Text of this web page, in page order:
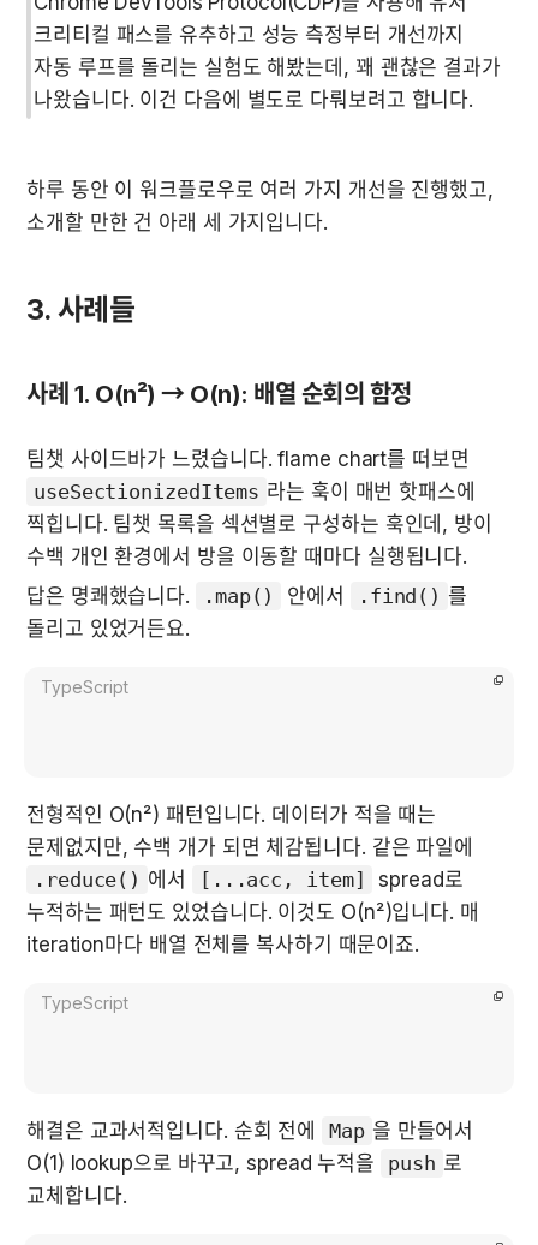
크리티컬 패스를 유추하고 성능 측정부터 개선까지
자동 루프를 돌리는 실험도 해봤는데, 꽤 괜찮은 결과가
나왔습니다. 이건 다음에 별도로 다뤄보려고 합니다.
하루 동안 이 워크플로우로 여러 가지 개선을 진행했고,
소개할 만한 건 아래 세 가지입니다.
3. 사례들
사례 1. O(n²) → O(n): 배열 순회의 함정
useSectionizedItems 라는 훅이 매번 핫패스에
찍힙니다. 팀챗 목록을 섹션별로 구성하는 훅인데, 방이
수백 개인 환경에서 방을 이동할 때마다 실행됩니다.
답은 명쾌했습니다.
.map() 안에서 .find() 를
돌리고 있었거든요.
TypeScript
전형적인 O(n²) 패턴입니다. 데이터가 적을 때는
.reduce() 에서 [...acc, item]
spread로
누적하는 패턴도 있었습니다. 이것도 O(n²)입니다. 매
iteration마다 배열 전체를 복사하기 때문이죠.
TypeScript
해결은 교과서적입니다. 순회 전에 Map 을 만들어서
O(1) lookup으로 바꾸고, spread 누적을
push 로
교체합니다.